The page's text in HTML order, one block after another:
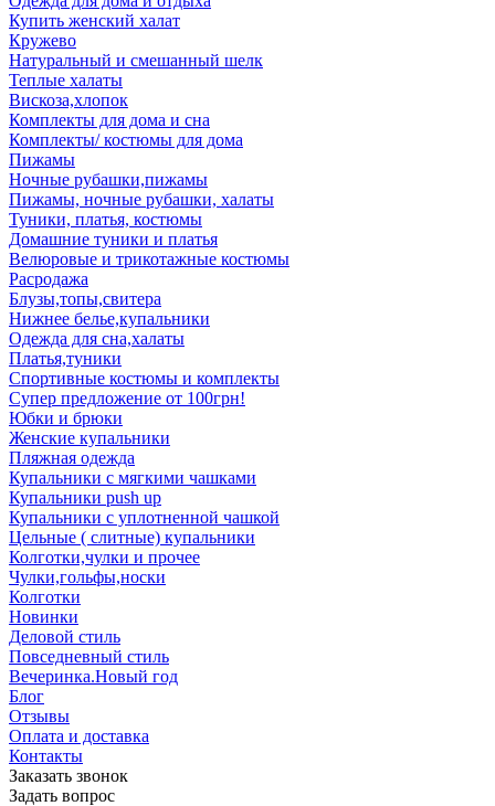
Купить женский халат
Кружево
Натуральный и смешанный шелк
Теплые халаты
Вискоза,хлопок
Комплекты для дома и сна
Комплекты/ костюмы для дома
Пижамы
Ночные рубашки,пижамы
Пижамы, ночные рубашки, халаты
Туники, платья, костюмы
Домашние туники и платья
Велюровые и трикотажные костюмы
Расродажа
Блузы,топы,свитера
Нижнее белье,купальники
Одежда для сна,халаты
Платья,туники
Спортивные костюмы и комплекты
Супер предложение от 100грн!
Юбки и брюки
Женские купальники
Пляжная одежда
Купальники с мягкими чашками
Купальники push up
Купальники с уплотненной чашкой
Цельные ( слитные) купальники
Колготки,чулки и прочее
Чулки,гольфы,носки
Колготки
Новинки
Деловой стиль
Повседневный стиль
Вечеринка.Новый год
Блог
Отзывы
Оплата и доставка
Контакты
Заказать звонок
Задать вопрос